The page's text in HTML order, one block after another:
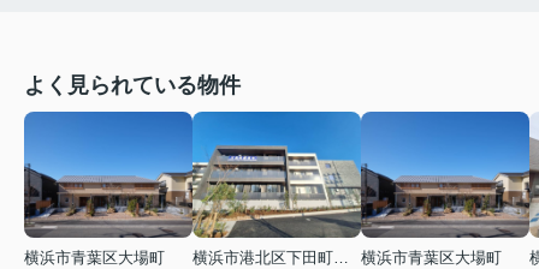
よく見られている物件
横浜市青葉区大場町
横浜市青葉区大場町